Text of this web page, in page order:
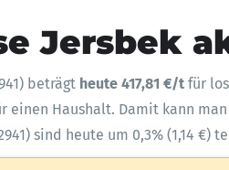
Jersbek
beträgt heute 417,81 €/t für
einen Haushalt. Damit kann man
sind heute um 0,3% (1,14 €)